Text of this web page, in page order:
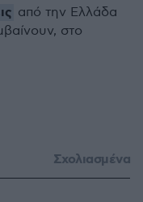
από την Ελλάδα
στο
Σχολιασμένα